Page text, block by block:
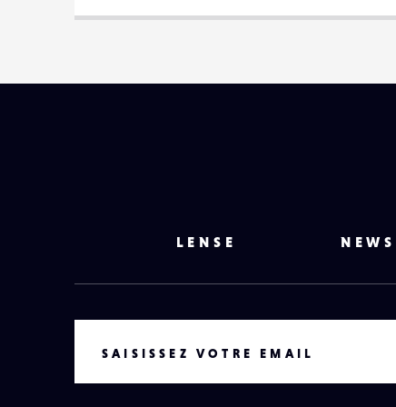
LENSE NEWS
SAISISSEZ VOTRE EMAIL